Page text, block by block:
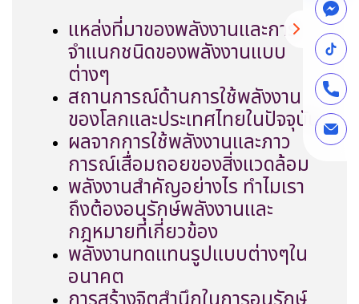
แหล่งที่มาของพลังงานและการ
จำแนกชนิดของพลังงานแบบ
ต่างๆ
สถานการณ์ด้านการใช้พลังงาน
ของโลกและประเทศไทยในปัจจุบัน
ผลจากการใช้พลังงานและภาว
การณ์เสื่อมถอยของสิ่งแวดล้อม
พลังงานสำคัญอย่างไร ทำไมเรา
ถึงต้องอนุรักษ์พลังงานและ
กฎหมายที่เกี่ยวข้อง
พลังงานทดแทนรูปแบบต่างๆใน
อนาคต